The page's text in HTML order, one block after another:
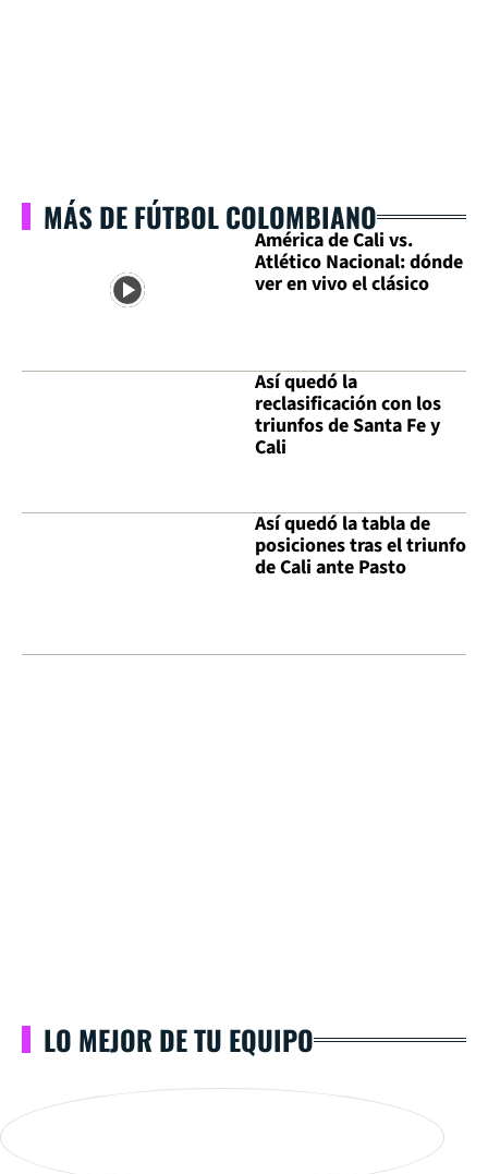
MÁS DE FÚTBOL COLOMBIANO
América de Cali vs.
Atlético Nacional: dónde
ver en vivo el clásico
Así quedó la
reclasificación con los
triunfos de Santa Fe y
Cali
Así quedó la tabla de
posiciones tras el triunfo
de Cali ante Pasto
LO MEJOR DE TU EQUIPO